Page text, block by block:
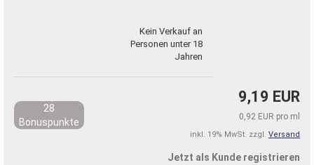
Kein Verkauf an
Personen unter 18
Jahren
9,19 EUR
0,92 EUR pro ml
inkl. 19% MwSt. zzgl. Versand
28
Bonuspunkte
Jetzt als Kunde registrieren